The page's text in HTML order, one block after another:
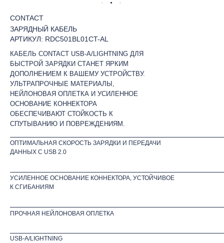
CONTACT
ЗАРЯДНЫЙ КАБЕЛЬ
УСИЛЕННОЕ ОСНОВАНИЕ КОННЕКТОРА, УСТОЙЧИВОЕ
К СГИБАНИЯМ
ПРОЧНАЯ НЕЙЛОНОВАЯ ОПЛЕТКА
КАБЕЛЬ CONTACT USB-A/LIGHTNING ДЛЯ
БЫСТРОЙ ЗАРЯДКИ СТАНЕТ ЯРКИМ
ДОПОЛНЕНИЕМ К ВАШЕМУ УСТРОЙСТВУ.
УЛЬТРАПРОЧНЫЕ МАТЕРИАЛЫ,
НЕЙЛОНОВАЯ ОПЛЕТКА И УСИЛЕННОЕ
ОСНОВАНИЕ КОННЕКТОРА
ОБЕСПЕЧИВАЮТ СТОЙКОСТЬ К
СПУТЫВАНИЮ И ПОВРЕЖДЕНИЯМ.
АРТИКУЛ: RDC501BL01CT-AL
ОПТИМАЛЬНАЯ СКОРОСТЬ ЗАРЯДКИ И ПЕРЕДАЧИ
ДАННЫХ C USB 2.0
USB-A/LIGHTNING